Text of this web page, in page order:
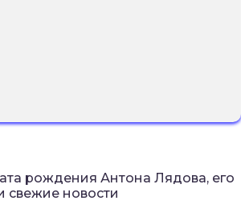
рождения Антона Лядова, его
свежие новости